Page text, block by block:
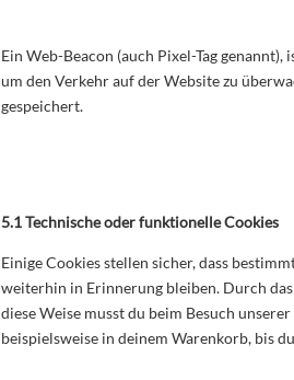
Ein Web-Beacon (auch Pixel-Tag
um den Verkehr auf der Website zu
gespeichert.
5.1 Technische oder funktionelle Cookies
Einige Cookies stellen sicher, dass
weiterhin in Erinnerung bleiben. Durch
diese Weise musst du beim Besuch
beispielsweise in deinem Warenkorb, bis